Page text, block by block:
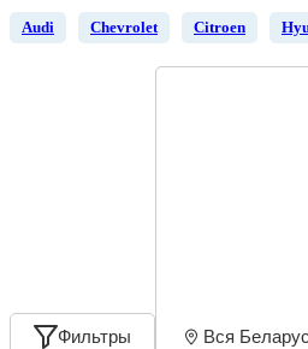
Audi Chevrolet Citroen
Фильтры Вся